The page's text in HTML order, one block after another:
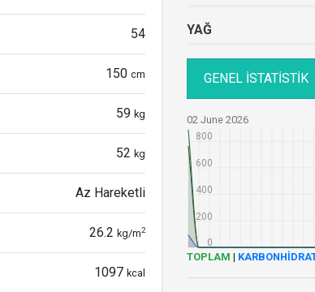
54
150 cm
59 kg
52 kg
Az Hareketli
26.2 kg/m2
1097 kcal
YAĞ
GENEL İSTATİSTİK
02 June 2026
0
200
400
600
800
TOPLAM |